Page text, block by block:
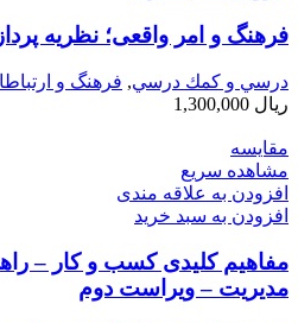
فرهنگ و امر واقعی؛ نظریه
درسي و كمك درسي, فرهنگ و
ریال
مقایسه
مشاهده سریع
افزودن به علاقه مندی
افزودن به سبد خرید
مفاهیم کلیدی ‌کسب ‌و کار –
مدیریت – ویراست دوم